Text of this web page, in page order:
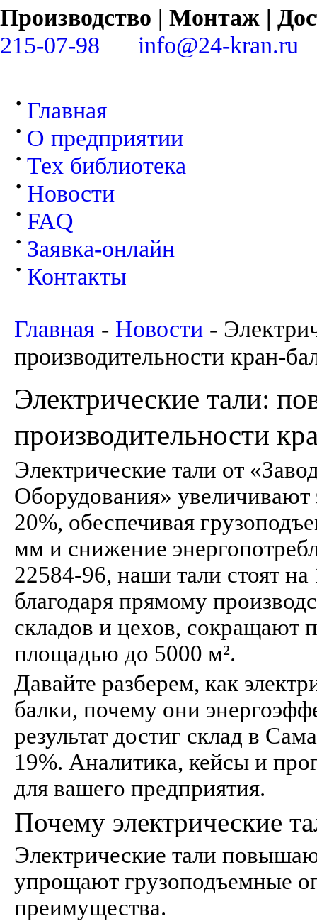
Производство | Монтаж |
215-07-98
info@24-kran.ru
Главная
О предприятии
Тех библиотека
Новости
FAQ
Заявка-онлайн
Контакты
Главная - Новости -
производительности кран-
Электрические тали:
производительности
Электрические тали от
Оборудования» увеличивают
20%, обеспечивая
мм и снижение
22584-96, наши тали стоят
благодаря прямому
складов и цехов, сокращают
площадью до 5000 м².
Давайте разберем, как
балки, почему они
результат достиг склад в
19%. Аналитика, кейсы и
для вашего предприятия.
Почему электрические
Электрические тали
упрощают грузоподъемные
преимущества.